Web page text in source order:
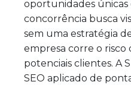
oportunidades únicas
concorrência busca
sem uma estratégia
empresa corre o risco
potenciais clientes. A
SEO aplicado de